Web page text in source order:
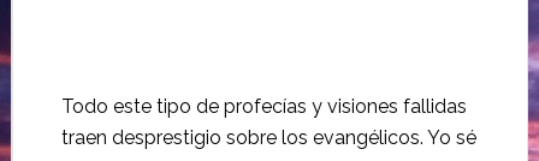
Todo este tipo de profecías y visiones fallidas
traen desprestigio sobre los evangélicos. Yo sé